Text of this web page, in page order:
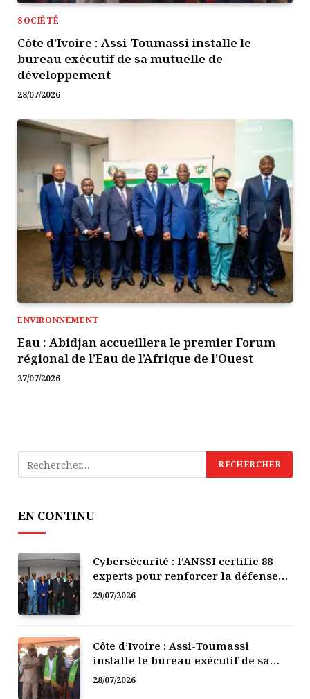
SOCIÉTÉ
Côte d’Ivoire : Assi-Toumassi installe le
bureau exécutif de sa mutuelle de
développement
28/07/2026
ENVIRONNEMENT
Eau : Abidjan accueillera le premier Forum
régional de l’Eau de l’Afrique de l’Ouest
27/07/2026
EN CONTINU
Cybersécurité : l’ANSSI certifie 88
experts pour renforcer la défense
numérique de la Côte d’Ivoire
29/07/2026
Côte d’Ivoire : Assi-Toumassi
installe le bureau exécutif de sa
mutuelle de développement
28/07/2026